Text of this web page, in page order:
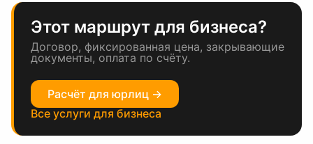
Этот маршрут для бизнеса?
Договор, фиксированная цена, закрывающие
документы, оплата по счёту.
Расчёт для юрлиц →
Все услуги для бизнеса